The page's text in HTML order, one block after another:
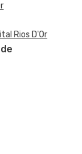
Rios D'Or